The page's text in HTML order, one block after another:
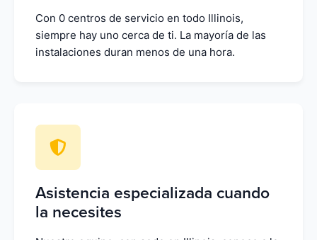
Con 0 centros de servicio en todo Illinois,
siempre hay uno cerca de ti. La mayoría de las
instalaciones duran menos de una hora.
Asistencia especializada cuando
la necesites